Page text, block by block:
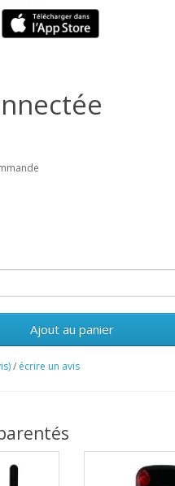
Ajout au panier
/ écrire un avis